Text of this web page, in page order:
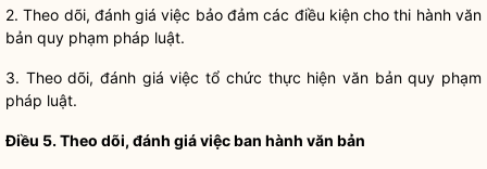
2. Theo dõi, đánh giá việc bảo đảm các điều kiện cho thi hành văn
bản quy phạm pháp luật.
3. Theo dõi, đánh giá việc tổ chức thực hiện văn bản quy phạm
pháp luật.
Điều 5. Theo dõi, đánh giá việc ban hành văn bản